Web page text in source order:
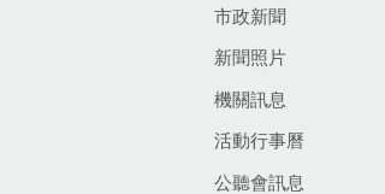
市政新聞
新聞照片
機關訊息
活動行事曆
公聽會訊息